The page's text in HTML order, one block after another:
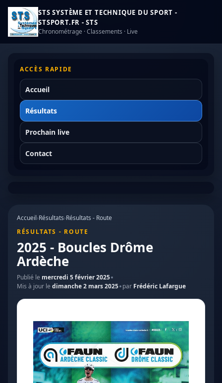
STS SYSTÈME ET TECHNIQUE DU SPORT -
STSPORT.FR - STS
Chronométrage · Classements · Live
ACCÈS RAPIDE
Accueil
Résultats
Prochain live
Contact
Accueil›Résultats›Résultats - Route
RÉSULTATS - ROUTE
2025 - Boucles Drôme
Ardèche
Publié le mercredi 5 février 2025
Mis à jour le dimanche 2 mars 2025 par Frédéric Lafargue